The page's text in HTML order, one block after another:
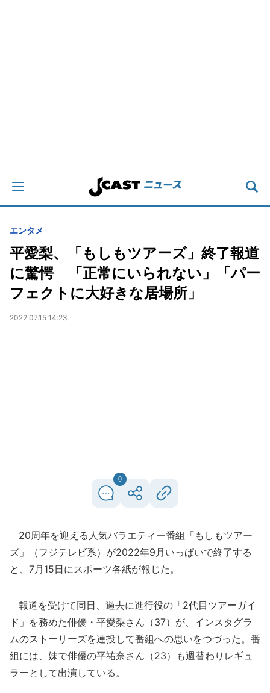
エンタメ
平愛梨、「もしもツアーズ」終了報道
に驚愕 「正常にいられない」「パー
フェクトに大好きな居場所」
2022.07.15 14:23
0
20周年を迎える人気バラエティー番組「もしもツアー
ズ」（フジテレビ系）が2022年9月いっぱいで終了する
と、7月15日にスポーツ各紙が報じた。
報道を受けて同日、過去に進行役の「2代目ツアーガイ
ド」を務めた俳優・平愛梨さん（37）が、インスタグラ
ムのストーリーズを連投して番組への思いをつづった。番
組には、妹で俳優の平祐奈さん（23）も週替わりレギュ
ラーとして出演している。